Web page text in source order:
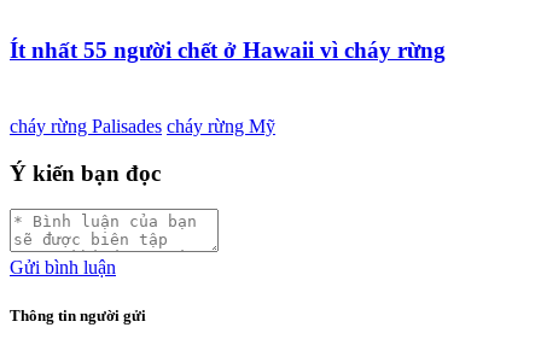
Ít nhất 55 người chết ở Hawaii vì cháy rừng
cháy rừng Palisades cháy rừng Mỹ
Ý kiến bạn đọc
Gửi bình luận
Thông tin người gửi